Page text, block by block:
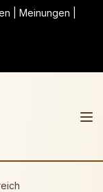
| Meinungen |